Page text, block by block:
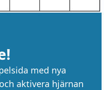
med nya
aktivera hjärnan